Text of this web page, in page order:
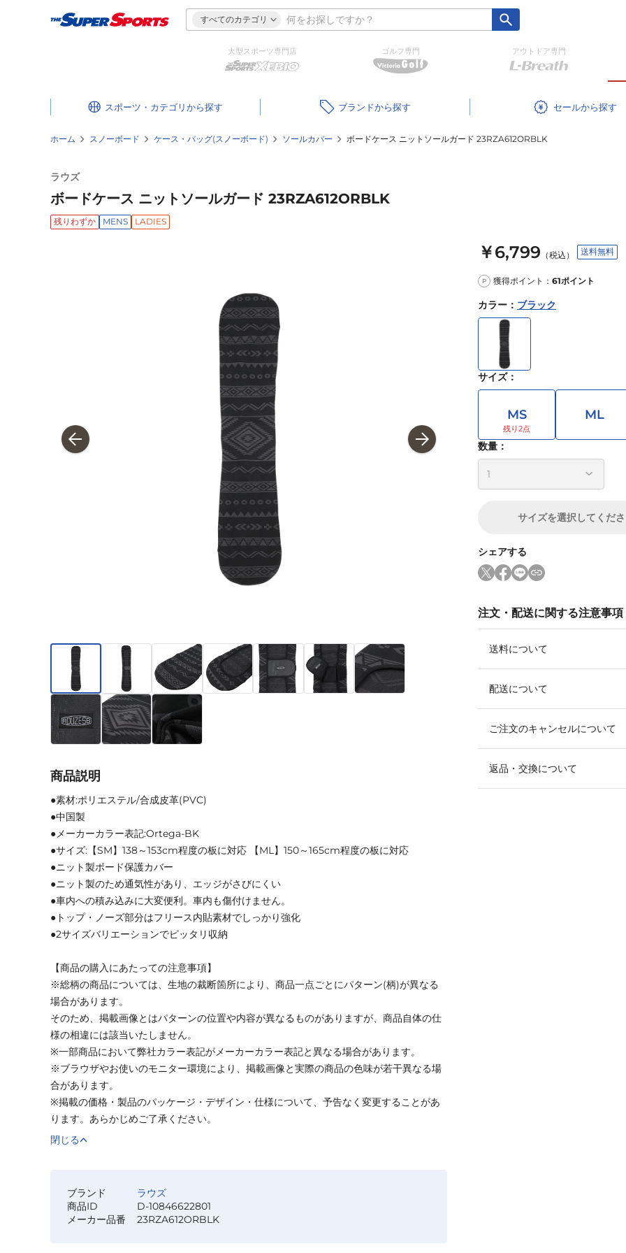
すべてのカテゴリ
大型スポーツ専門店 ゴルフ専門 アウトドア専門
スポーツ・カテゴリ ブランド セール
ホーム スノーボード ケース・バッグ(スノーボード) ソールカバー ボードケース ニットソールガード 23RZA612ORBLK
ラウズ
ボードケース ニットソールガード 23RZA612ORBLK
残りわずか MENS LADIES
￥6,799 （税込） 送料無料
P 獲得ポイント： 61ポイント
カラー ： ブラック
サイズ：
MS ML
数量：
サイズを選択してくだ
シェアする
注文・配送に関する注意事項
送料について
配送について
ご注文のキャンセルについて
返品・交換について
商品説明
●素材:ポリエステル/合成皮革(PVC)
●中国製
●メーカーカラー表記:Ortega-BK
●サイズ:【SM】138～153cm程度の板に対応 【ML】150～165cm程度の板に対応
●ニット製ボード保護カバー
●ニット製のため通気性があり、エッジがさびにくい
●車内への積み込みに大変便利。車内も傷付けません。
●トップ・ノーズ部分はフリース内貼素材でしっかり強化
●2サイズバリエーションでピッタリ収納
【商品の購入にあたっての注意事項】
※総柄の商品については、生地の裁断箇所により、商品一点ごとにパターン(柄)が異なる
場合があります。
そのため、掲載画像とはパターンの位置や内容が異なるものがありますが、商品自体の仕
様の相違には該当いたしません。
※一部商品において弊社カラー表記がメーカーカラー表記と異なる場合があります。
※ブラウザやお使いのモニター環境により、掲載画像と実際の商品の色味が若干異なる場
合があります。
※掲載の価格・製品のパッケージ・デザイン・仕様について、予告なく変更することがあ
ります。あらかじめご了承ください。
閉じる
ブランド
ラウズ
商品ID
D-10846622801
メーカー品番
23RZA612ORBLK